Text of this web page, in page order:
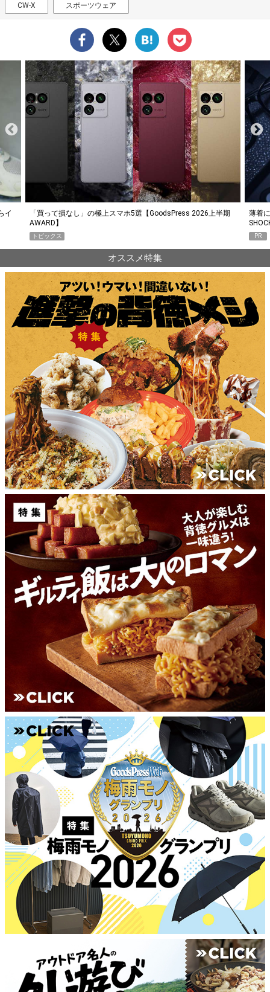
CW-X スポーツウェア
イ
「買って損なし」の極上スマホ5選【GoodsPress 2026上半期
AWARD】
トピックス
薄着
PR
オススメ特集